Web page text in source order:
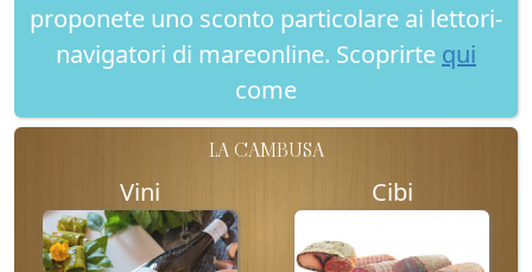
proponete uno sconto particolare ai lettori-
navigatori di mareonline. Scoprirte qui
come
LA CAMBUSA
Vini Cibi